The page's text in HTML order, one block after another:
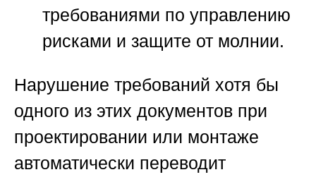
требованиями по управлению
рисками и защите от молнии.
Нарушение требований хотя бы
одного из этих документов при
проектировании или монтаже
автоматически переводит